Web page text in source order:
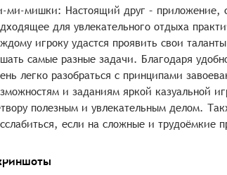
ми-мишки: Настоящий друг – приложение,
для увлекательного отдыха
игроку удастся проявить свои
самые разные задачи. Благодаря
легко разобраться с принципами
и заданиям яркой казуальной
полезным и увлекательным делом.
если на сложные и трудоёмкие